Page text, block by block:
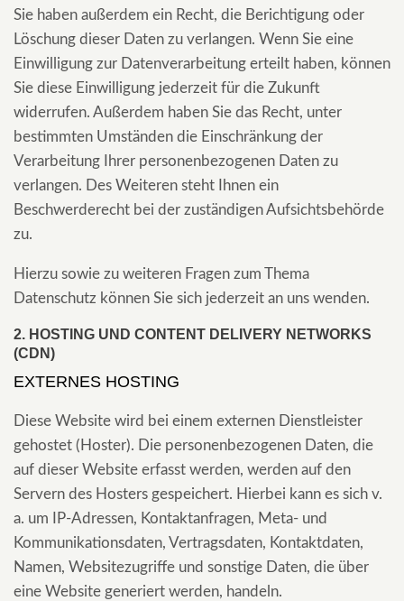
Sie haben außerdem ein Recht, die Berichtigung oder
Löschung dieser Daten zu verlangen. Wenn Sie eine
Einwilligung zur Datenverarbeitung erteilt haben, können
Sie diese Einwilligung jederzeit für die Zukunft
widerrufen. Außerdem haben Sie das Recht, unter
bestimmten Umständen die Einschränkung der
Verarbeitung Ihrer personenbezogenen Daten zu
verlangen. Des Weiteren steht Ihnen ein
Beschwerderecht bei der zuständigen Aufsichtsbehörde
zu.
Hierzu sowie zu weiteren Fragen zum Thema
Datenschutz können Sie sich jederzeit an uns wenden.
2. HOSTING UND CONTENT DELIVERY NETWORKS
(CDN)
EXTERNES HOSTING
Diese Website wird bei einem externen Dienstleister
gehostet (Hoster). Die personenbezogenen Daten, die
auf dieser Website erfasst werden, werden auf den
Servern des Hosters gespeichert. Hierbei kann es sich v.
a. um IP-Adressen, Kontaktanfragen, Meta- und
Kommunikationsdaten, Vertragsdaten, Kontaktdaten,
Namen, Websitezugriffe und sonstige Daten, die über
eine Website generiert werden, handeln.